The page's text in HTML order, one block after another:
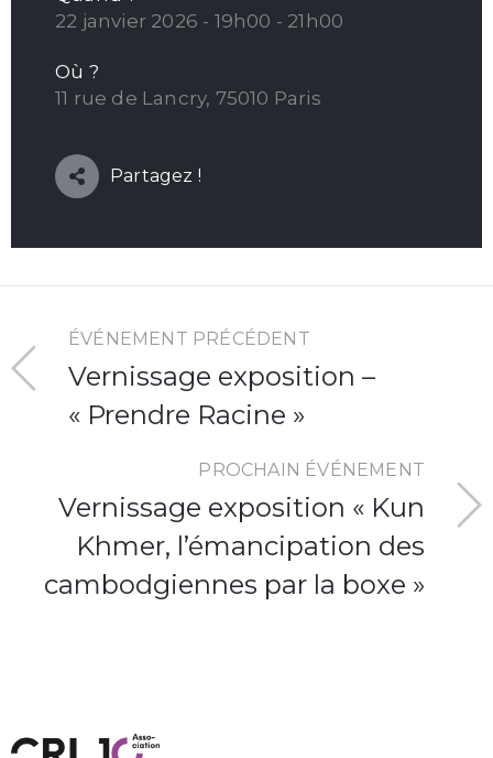
22 janvier 2026 - 19h00 - 21h00
Où ?
11 rue de Lancry, 75010 Paris
Partagez !
ÉVÉNEMENT PRÉCÉDENT
Vernissage exposition –
« Prendre Racine »
PROCHAIN ÉVÉNEMENT
Vernissage exposition « Kun
Khmer, l’émancipation des
cambodgiennes par la boxe »